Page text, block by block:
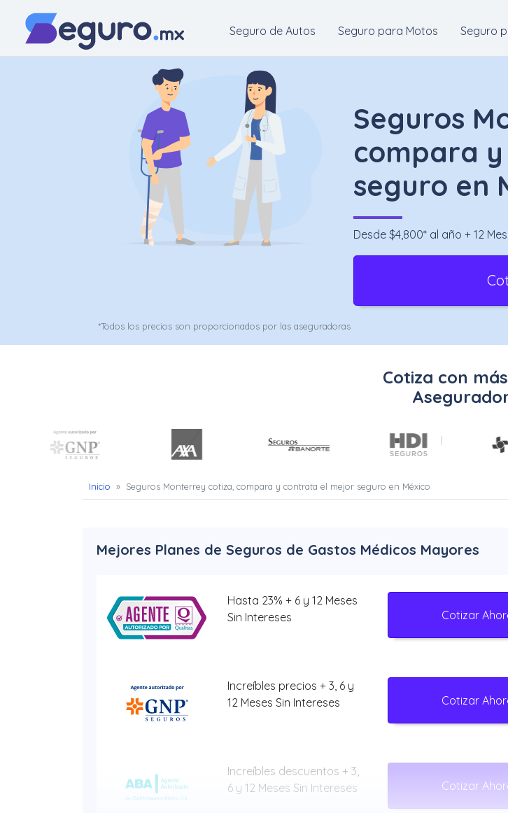
Seguro de Autos Seguro para Motos Seguro
–
Seguro
Seguros
compara
seguro en
Desde $4,800* al año + 12
*Todos los precios son proporcionados por las aseguradoras
Cotiza con
Inicio » Seguros Monterrey cotiza, compara y contrata el mejor seguro en México
Mejores Planes de Seguros de Gastos Médicos Mayores
Hasta 23% + 6 y 12 Meses
Sin Intereses
Cotizar
Increíbles precios + 3, 6 y
12 Meses Sin Intereses
Cotizar
Increíbles descuentos + 3,
6 y 12 Meses Sin Intereses
Cotizar